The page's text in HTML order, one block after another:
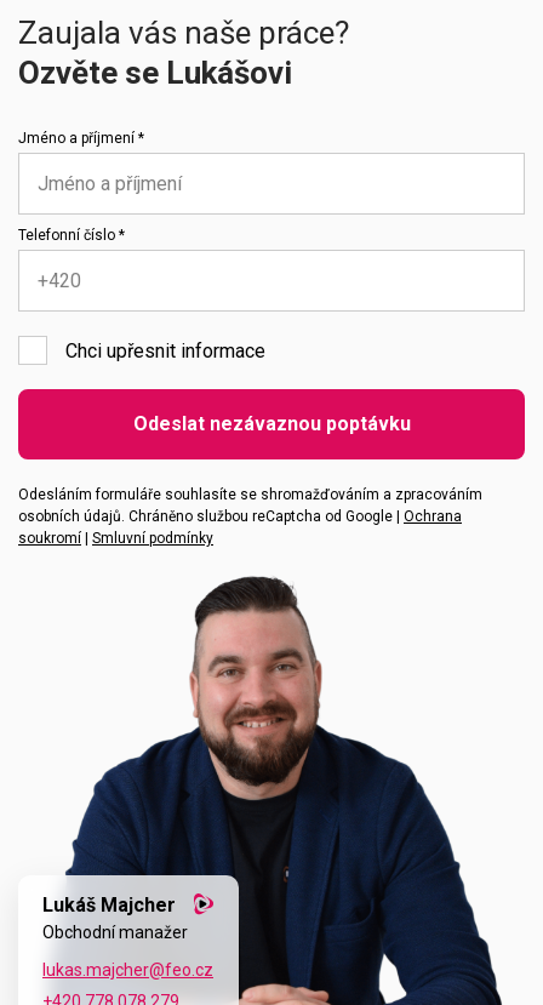
Zaujala vás naše práce?
Ozvěte se Lukášovi
Jméno a příjmení *
Telefonní číslo *
Chci upřesnit informace
Emailová adresa
Vaše zpráva
Odeslat nezávaznou poptávku
Odesláním formuláře souhlasíte se shromažďováním a zpracováním
osobních údajů. Chráněno službou reCaptcha od Google | Ochrana
soukromí
Smluvní podmínky
Lukáš Majcher
Obchodní manažer
lukas.majcher@feo.cz
+420 778 078 279